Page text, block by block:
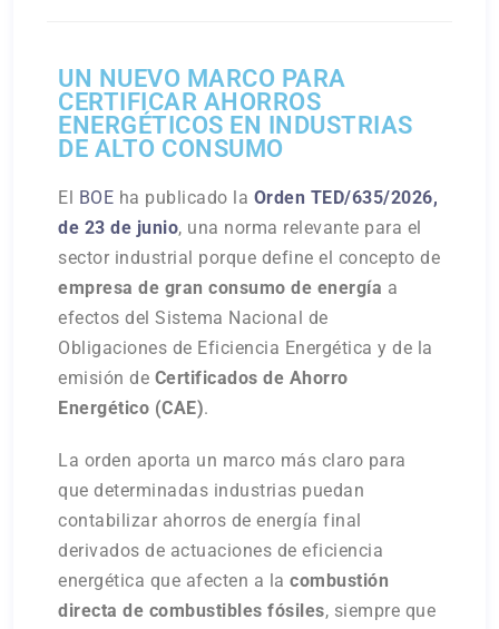
UN NUEVO MARCO PARA
CERTIFICAR AHORROS
ENERGÉTICOS EN INDUSTRIAS
DE ALTO CONSUMO
El BOE ha publicado la Orden TED/635/2026,
de 23 de junio, una norma relevante para el
sector industrial porque define el concepto de
empresa de gran consumo de energía a
efectos del Sistema Nacional de
Obligaciones de Eficiencia Energética y de la
emisión de Certificados de Ahorro
Energético (CAE).
La orden aporta un marco más claro para
que determinadas industrias puedan
contabilizar ahorros de energía final
derivados de actuaciones de eficiencia
energética que afecten a lacombustión
directa de combustibles fósiles, siempre que